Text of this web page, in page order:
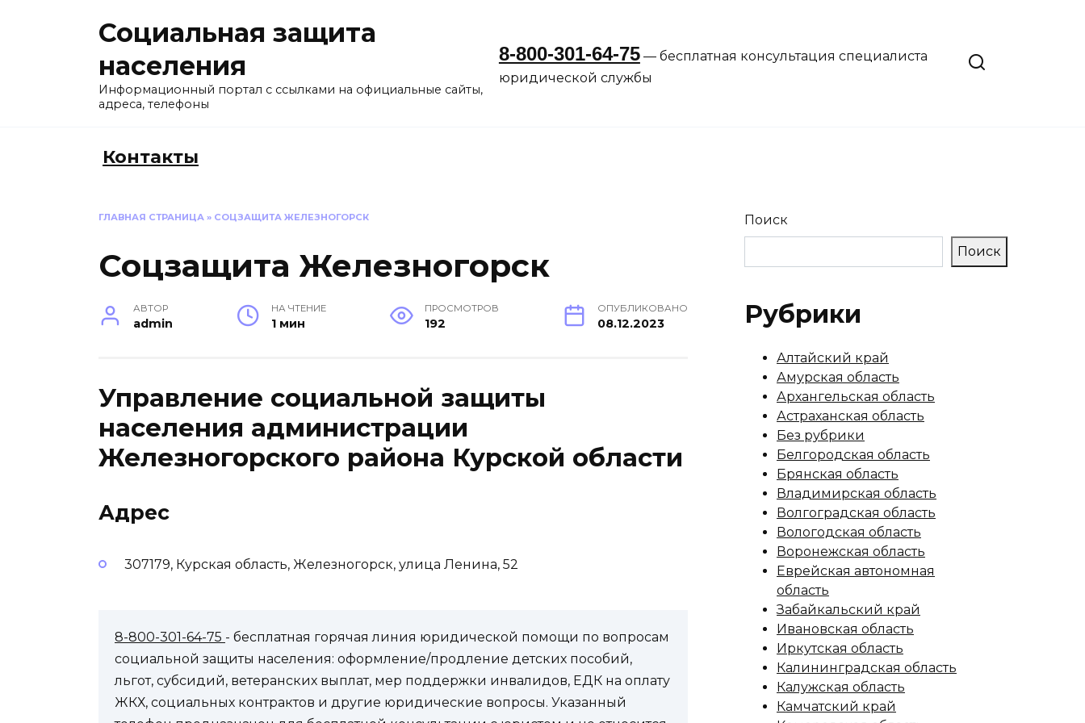
Социальная защита
населения
Информационный портал с ссылками на официальные сайты,
адреса, телефоны
8-800-301-64-75— бесплатная консультация специалиста
юридической службы
Контакты
ГЛАВНАЯ СТРАНИЦА » СОЦЗАЩИТА ЖЕЛЕЗНОГОРСК
Соцзащита Железногорск
АВТОР
admin
НА ЧТЕНИЕ
1 мин
ПРОСМОТРОВ
192
ОПУБЛИКОВАНО
08.12.2023
Управление социальной защиты
населения администрации
Железногорского района Курской области
Адрес
307179, Курская область, Железногорск, улица Ленина, 52
8-800-301-64-75 - бесплатная горячая линия юридической помощи по вопросам
социальной защиты населения: оформление/продление детских пособий,
льгот, субсидий, ветеранских выплат, мер поддержки инвалидов, ЕДК на оплату
ЖКХ, социальных контрактов и другие юридические вопросы. Указанный
Поиск
Поиск
Рубрики
Алтайский край
Амурская область
Архангельская область
Астраханская область
Без рубрики
Белгородская область
Брянская область
Владимирская область
Волгоградская область
Вологодская область
Воронежская область
Еврейская автономная
область
Забайкальский край
Ивановская область
Иркутская область
Калининградская область
Калужская область
Камчатский край